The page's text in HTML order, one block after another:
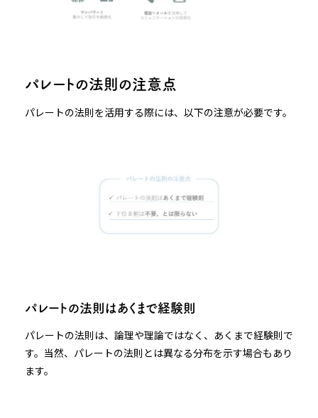
パレートの法則の注意点
パレートの法則を活用する際には、以下の注意が必要です。
パレートの法則はあくまで経験則
パレートの法則は、論理や理論ではなく、あくまで経験則で
す。当然、パレートの法則とは異なる分布を示す場合もあり
ます。